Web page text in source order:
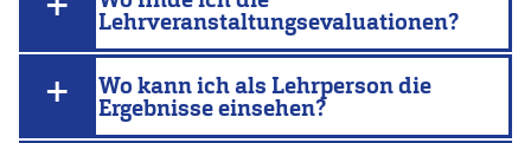
Lehrveranstaltungsevaluationen?
Wo kann ich als Lehrperson die
Ergebnisse einsehen?